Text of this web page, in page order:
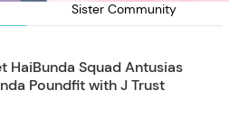
Sister Community
HaiBunda Squad Antusias
Poundfit with J Trust